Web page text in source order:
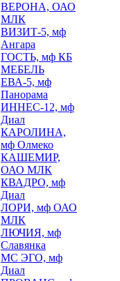
ВЕРОНА, ОАО
МЛК
ВИЗИТ-5, мф
Ангара
ГОСТЬ, мф КБ
МЕБЕЛЬ
ЕВА-5, мф
Панорама
ИННЕС-12, мф
Диал
КАРОЛИНА,
мф Олмеко
КАШЕМИР,
ОАО МЛК
КВАДРО, мф
Диал
ЛОРИ, мф ОАО
МЛК
ЛЮЧИЯ, мф
Славянка
МС ЭГО, мф
Диал